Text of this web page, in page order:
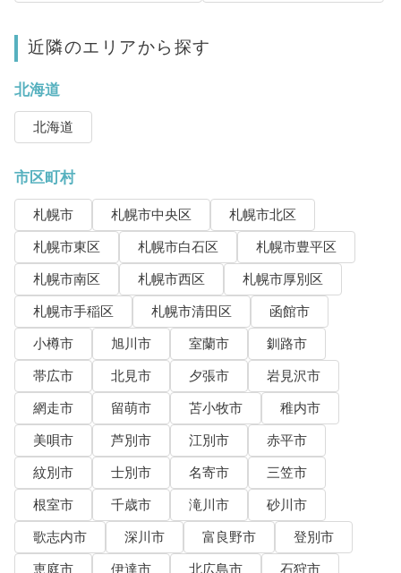
近隣のエリアから探す
北海道
北海道
市区町村
札幌市 札幌市中央区
札幌市北区
札幌市東区
札幌市白石区
札幌市豊平区
札幌市南区
札幌市西区
札幌市厚別区
札幌市手稲区
札幌市清田区
函館市
小樽市
旭川市 室蘭市
釧路市
帯広市
北見市 夕張市
岩見沢市
網走市
留萌市 苫小牧市
稚内市
美唄市
芦別市 江別市
赤平市
紋別市
士別市 名寄市
三笠市
根室市
千歳市 滝川市
砂川市
歌志内市
深川市 富良野市
登別市